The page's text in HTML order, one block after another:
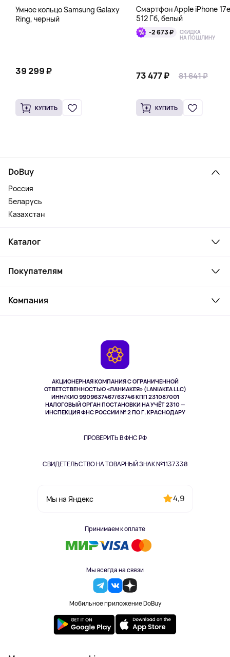
Умное кольцо Samsung Galaxy
Ring, черный
39 299 ₽
КУПИТЬ
Смартфон Apple iPhone 17e
512 Гб, белый
-2 673 ₽ СКИДКА
НА ПОШЛИНУ
73 477 ₽ 81 641 ₽
КУПИТЬ
АКЦИОНЕРНАЯ КОМПАНИЯ С ОГРАНИЧЕННОЙ
ОТВЕТСТВЕННОСТЬЮ «ЛАНИАКЕЯ» (LANIAKEA LLC)
ИНН/КИО 9909637467/63746 КПП 231087001
НАЛОГОВЫЙ ОРГАН ПОСТАНОВКИ НА УЧЁТ 2310 —
ИНСПЕКЦИЯ ФНС РОССИИ № 2 ПО Г. КРАСНОДАРУ
ПРОВЕРИТЬ В ФНС РФ
СВИДЕТЕЛЬСТВО НА ТОВАРНЫЙ ЗНАК №1137338
Мы на Яндекс 4,9
Принимаем к оплате
Мы всегда на связи
Мобильное приложение DoBuy
DoBuy
Россия
Беларусь
Казахстан
Каталог
Ноутбуки, мониторы, VR
Косметика и уход
Здоровье питомцев
Одежда и аксессуары
Покупателям
Как заказать
Компания